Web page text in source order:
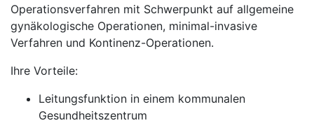
Operationsverfahren mit Schwerpunkt auf allgemeine
gynäkologische Operationen, minimal-invasive
Verfahren und Kontinenz-Operationen.
Ihre Vorteile:
Leitungsfunktion in einem kommunalen
Gesundheitszentrum